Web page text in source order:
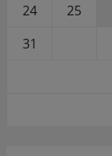
24
25
31